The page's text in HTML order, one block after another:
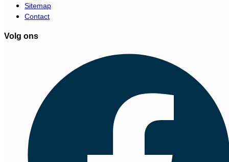
Sitemap
Contact
Volg ons